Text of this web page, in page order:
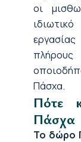
οι
Πάσχα.
Πότε
Πάσχα
Το δώρο